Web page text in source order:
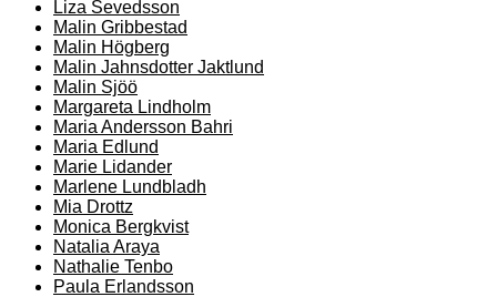
Liza Sevedsson
Malin Gribbestad
Malin Högberg
Malin Jahnsdotter Jaktlund
Malin Sjöö
Margareta Lindholm
Maria Andersson Bahri
Maria Edlund
Marie Lidander
Marlene Lundbladh
Mia Drottz
Monica Bergkvist
Natalia Araya
Nathalie Tenbo
Paula Erlandsson